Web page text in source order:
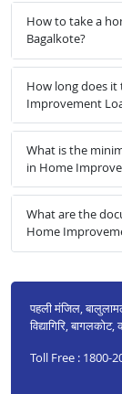
How to take a
Bagalkote?
How long does
Improvement
What is the
in Home
What are the
Home
पहली मंजिल,
विद्यागिरि,
Toll Free : 1800-